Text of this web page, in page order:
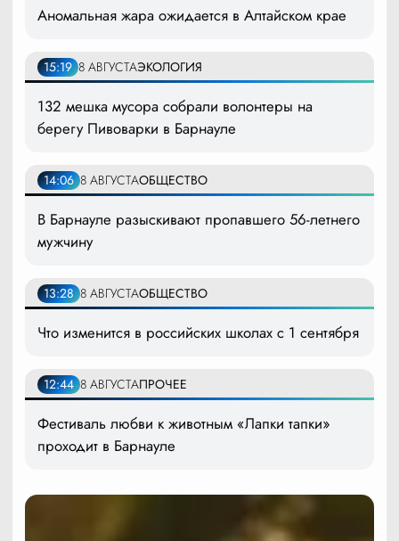
Аномальная жара ожидается в Алтайском крае
15:19 8 АВГУСТАЭКОЛОГИЯ
132 мешка мусора собрали волонтеры на
берегу Пивоварки в Барнауле
14:06 8 АВГУСТАОБЩЕСТВО
В Барнауле разыскивают пропавшего 56-летнего
мужчину
13:28 8 АВГУСТАОБЩЕСТВО
Что изменится в российских школах с 1 сентября
12:44 8 АВГУСТАПРОЧЕЕ
Фестиваль любви к животным «Лапки тапки»
проходит в Барнауле